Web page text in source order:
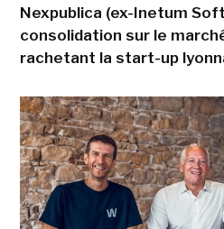
Nexpublica (ex-Inetum
consolidation sur le
rachetant la start-up